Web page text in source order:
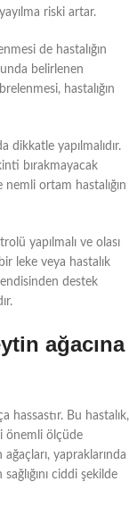
riski artar.
de hastalığın
belirlenen
hastalığın
dikkatle yapılmalıdır.
bırakmayacak
nemli ortam hastalığın
yapılmalı ve olası
leke veya hastalık
destek
ağacına
hassastır. Bu hastalık,
önemli ölçüde
yapraklarında
ciddi şekilde